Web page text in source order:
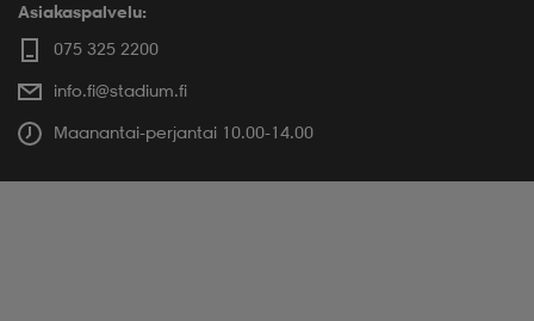
Asiakaspalvelu:
075 325 2200
info.fi@stadium.fi
Maanantai-perjantai 10.00-14.00